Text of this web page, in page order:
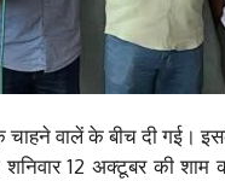
वालें के बीच दी गई।
शनिवार 12 अक्टूबर की